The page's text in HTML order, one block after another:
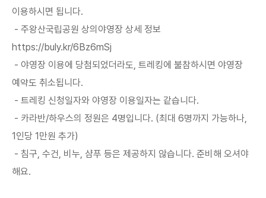
이용하시면 됩니다.
- 주왕산국립공원 상의야영장 상세 정보
https://buly.kr/6Bz6mSj
- 야영장 이용에 당첨되었더라도, 트레킹에 불참하시면 야영장
예약도 취소됩니다.
- 트레킹 신청일자와 야영장 이용일자는 같습니다.
- 카라반/하우스의 정원은 4명입니다. (최대 6명까지 가능하나,
1인당 1만원 추가)
- 침구, 수건, 비누, 샴푸 등은 제공하지 않습니다. 준비해 오셔야
해요.